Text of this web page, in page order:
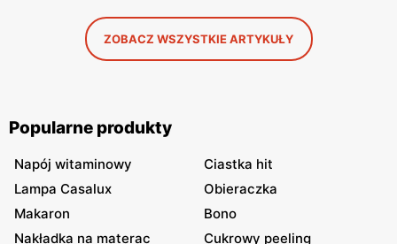
ZOBACZ WSZYSTKIE ARTYKUŁY
Popularne produkty
Napój witaminowy
Ciastka hit
Lampa Casalux
Obieraczka
Makaron
Bono
Nakładka na materac
Cukrowy peeling